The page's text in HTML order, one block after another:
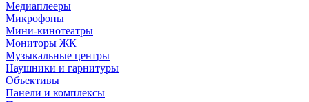
Медиаплееры
Микрофоны
Мини-кинотеатры
Мониторы ЖК
Музыкальные центры
Наушники и гарнитуры
Объективы
Панели и комплексы